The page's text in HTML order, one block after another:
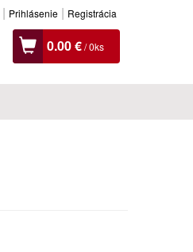
Prihlásenie Registrácia
0.00 €/0ks